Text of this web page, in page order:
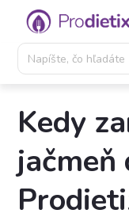
Prejsť
obsah
Kedy
jačmeň